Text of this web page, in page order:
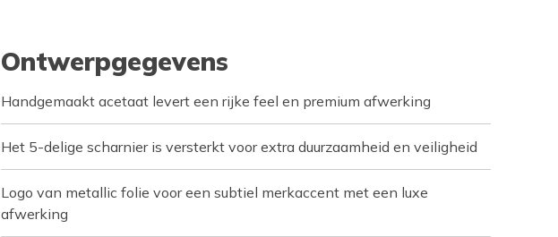
Ontwerpgegevens
Handgemaakt acetaat levert een rijke feel en premium afwerking
Het 5-delige scharnier is versterkt voor extra duurzaamheid en veiligheid
Logo van metallic folie voor een subtiel merkaccent met een luxe
afwerking